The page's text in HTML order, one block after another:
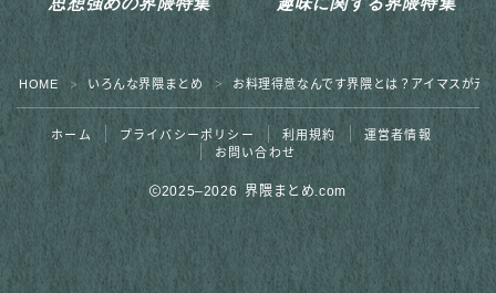
HOME ＞ いろんな界隈まとめ ＞ お料理得意なんです界隈とは？アイマスが元
ホーム プライバシーポリシー 利用規約
運営者情報
お問い合わせ
2025–2026 界隈まとめ.com
界隈を探しに行こう